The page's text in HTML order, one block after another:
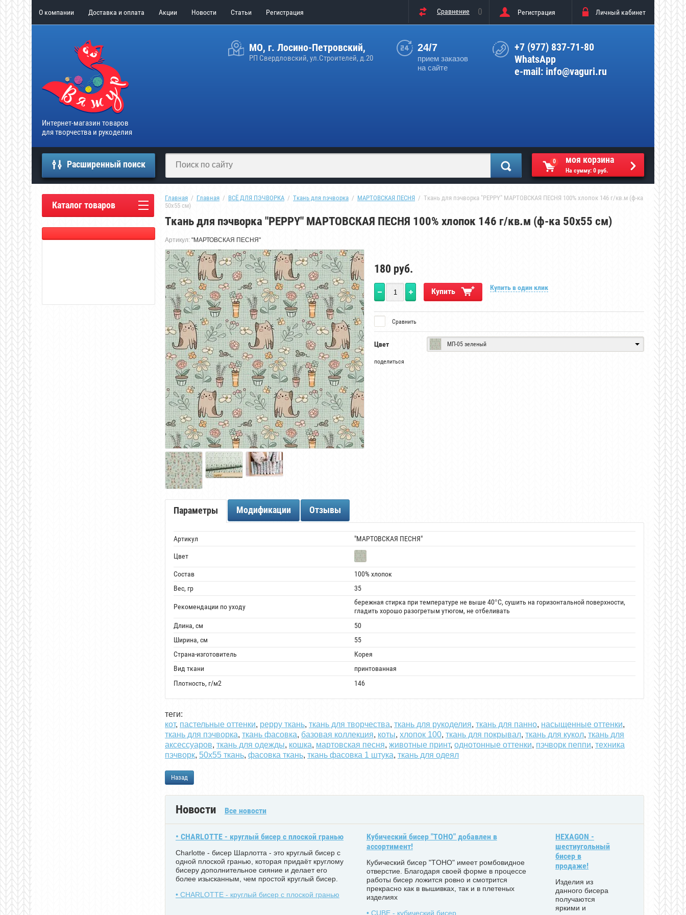
О компании Доставка и оплата Акции Новости Статьи Регистрация Сравнение 0 Регистрация Личный кабинет
Интернет-магазин товаров
для творчества и рукоделия
МО, г. Лосино-Петровский,
РП Свердловский, ул.Строителей, д.20
24/7
прием заказов
на сайте
+7 (977) 837-71-80
WhatsApp
e-mail: info@vaguri.ru
Расширенный поиск 0 моя корзина
На сумму: 0 руб.
Каталог товаров
Главная
  /
Главная
  /
ВСЁ ДЛЯ ПЭЧВОРКА
  /
Ткань для пэчворка
  /
МАРТОВСКАЯ ПЕСНЯ
  /  Ткань для пэчворка "PEPPY" МАРТОВСКАЯ ПЕСНЯ 100% хлопок 146 г/кв.м (ф-ка
50x55 см)
Ткань для пэчворка "PEPPY" МАРТОВСКАЯ ПЕСНЯ 100% хлопок 146 г/кв.м (ф-ка 50x55 см)
Артикул: "МАРТОВСКАЯ ПЕСНЯ"
180 руб.
Купить Купить в один клик
Сравнить
Цвет МП-05 зеленый
поделиться
Параметры Модификации Отзывы
Артикул "МАРТОВСКАЯ ПЕСНЯ"
Цвет
Состав
100% хлопок
Вес, гр
35
Рекомендации по уходу
бережная стирка при температуре не выше 40°С, сушить на горизонтальной поверхности,
гладить хорошо разогретым утюгом, не отбеливать
Длина, см
50
Ширина, см
55
Страна-изготовитель
Корея
Вид ткани
принтованная
Плотность, г/м2
146
теги:
кот, пастельные оттенки, peppy ткань, ткань для творчества, ткань для рукоделия, ткань для панно, насыщенные оттенки,
ткань для пэчворка, ткань фасовка, базовая коллекция, коты, хлопок 100, ткань для покрывал, ткань для кукол, ткань для
аксессуаров, ткань для одежды, кошка, мартовская песня, животные принт, однотонные оттенки, пэчворк пеппи, техника
пэчворк, 50х55 ткань, фасовка ткань, ткань фасовка 1 штука, ткань для одеял
Назад
Новости Все новости
• CHARLOTTE - круглый бисер с плоской гранью
Charlotte - бисер Шарлотта - это круглый бисер с
одной плоской гранью, которая придаёт круглому
бисеру дополнительное сияние и делает его
более изысканным, чем простой круглый бисер.
• CHARLOTTE - круглый бисер с плоской гранью
Кубический бисер "TOHO" добавлен в
ассортимент!
Кубический бисер "TOHO" имеет ромбовидное
отверстие. Благодаря своей форме в процессе
работы бисер ложится ровно и смотрится
прекрасно как в вышивках, так и в плетеных
изделиях
• CUBE - кубический бисер
HEXAGON -
шестиугольный
бисер в
продаже!
Изделия из
данного бисера
получаются
яркими и